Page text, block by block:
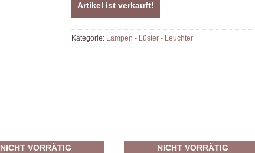
Artikel ist verkauft!
Kategorie: Lampen - Lüster - Leuchter
NICHT VORRÄTIG NICHT VORRÄTIG